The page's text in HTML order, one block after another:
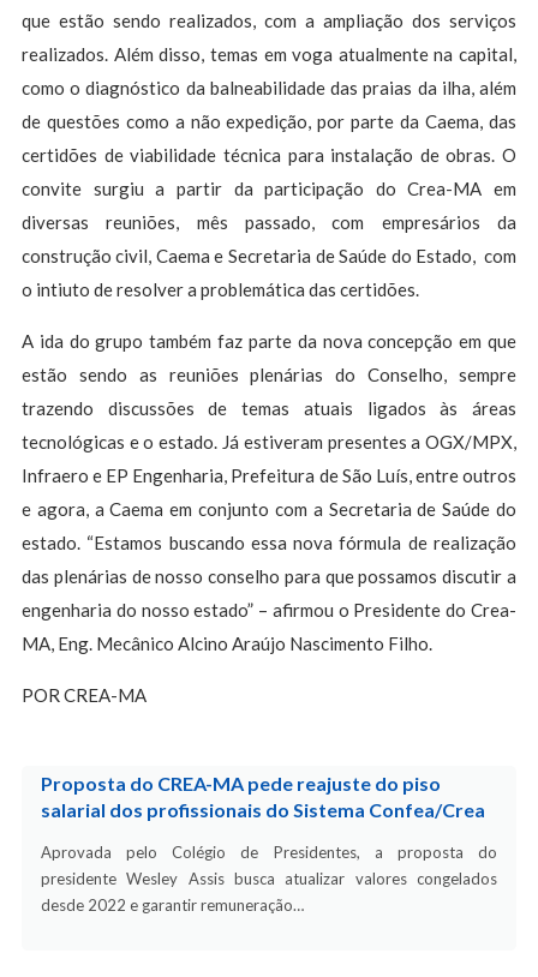
que estão sendo realizados, com a ampliação dos serviços
realizados. Além disso, temas em voga atualmente na capital,
como o diagnóstico da balneabilidade das praias da ilha, além
de questões como a não expedição, por parte da Caema, das
certidões de viabilidade técnica para instalação de obras. O
convite surgiu a partir da participação do Crea-MA em
diversas reuniões, mês passado, com empresários da
construção civil, Caema e Secretaria de Saúde do Estado, com
o intiuto de resolver a problemática das certidões.
A ida do grupo também faz parte da nova concepção em que
estão sendo as reuniões plenárias do Conselho, sempre
trazendo discussões de temas atuais ligados às áreas
tecnológicas e o estado. Já estiveram presentes a OGX/MPX,
Infraero e EP Engenharia, Prefeitura de São Luís, entre outros
e agora, a Caema em conjunto com a Secretaria de Saúde do
estado. “Estamos buscando essa nova fórmula de realização
das plenárias de nosso conselho para que possamos discutir a
engenharia do nosso estado” – afirmou o Presidente do Crea-
MA, Eng. Mecânico Alcino Araújo Nascimento Filho.
POR CREA-MA
Proposta do CREA-MA pede reajuste do piso
salarial dos profissionais do Sistema Confea/Crea
Aprovada pelo Colégio de Presidentes, a proposta do
presidente Wesley Assis busca atualizar valores congelados
desde 2022 e garantir remuneração…